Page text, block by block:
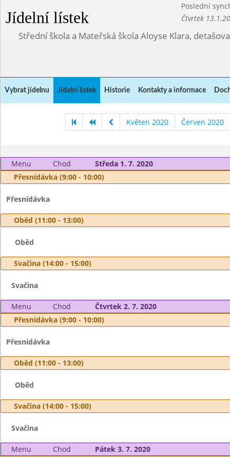
Jídelní lístek
Poslední
Čtvrtek
Střední škola a Mateřská škola Aloyse Klara,
Vybrat jídelnu Jídelní lístek Historie Kontakty a informace
Květen 2020 Červen 2020
Menu Chod
Středa 1. 7. 2020
Přesnídávka (9:00 - 10:00)
Přesnídávka
Oběd (11:00 - 13:00)
Oběd
Svačina (14:00 - 15:00)
Svačina
Menu Chod
Čtvrtek 2. 7. 2020
Přesnídávka (9:00 - 10:00)
Přesnídávka
Oběd (11:00 - 13:00)
Oběd
Svačina (14:00 - 15:00)
Svačina
Menu Chod
Pátek 3. 7. 2020